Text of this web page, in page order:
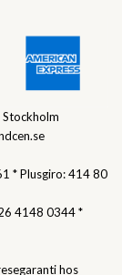
* Plusgiro: 414 80
4148 0344 *
hos